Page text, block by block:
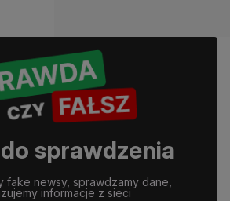
do sprawdzenia
fake newsy, sprawdzamy dane,
informacje z sieci